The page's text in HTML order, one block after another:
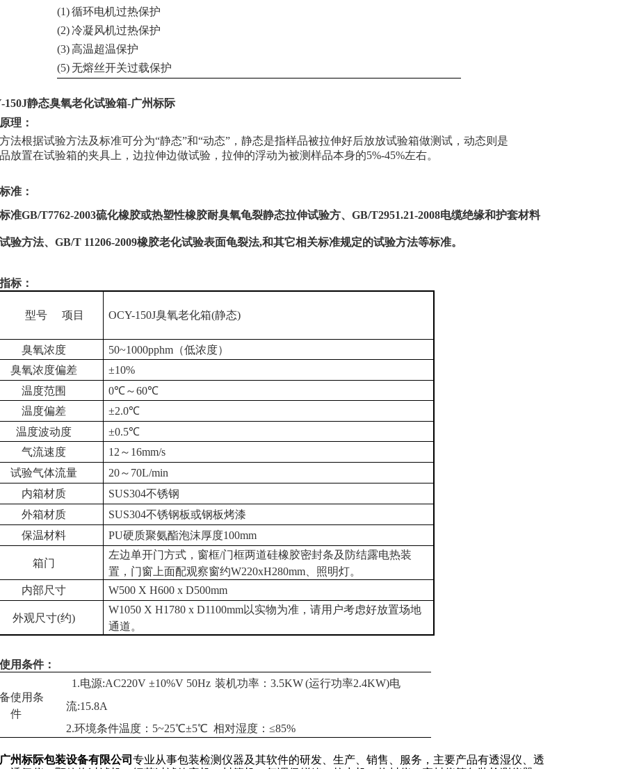
(1)循环电机过热保护
(2)冷凝风机过热保护
(3)高温超温保护
(5)无熔丝开关过载保护
150J静态臭氧老化试验箱-广州标际
理：
法根据试验方法及标准可分为“静态”和“动态”，静态是指样品被拉伸好后放放试验箱做测试，动态则是
放置在试验箱的夹具上，边拉伸边做试验，拉伸的浮动为被测样品本身的5%-45%左右。
准：
准GB/T7762-2003硫化橡胶或热塑性橡胶耐臭氧龟裂静态拉伸试验方、GB/T2951.21-2008电缆绝缘和护套材料
验方法、GB/T 11206-2009橡胶老化试验表面龟裂法,和其它相关标准规定的试验方法等标准。
标：
型号 项目 OCY-150J臭氧老化箱(静态)
臭氧浓度
50~1000pphm（低浓度）
臭氧浓度偏差
±10%
温度范围
0℃～60℃
温度偏差
±2.0℃
温度波动度
±0.5℃
气流速度
12～16mm/s
试验气体流量
20～70L/min
内箱材质
SUS304不锈钢
外箱材质 SUS304不锈钢板或钢板烤漆
保温材料 PU硬质聚氨酯泡沫厚度100mm
箱门
左边单开门方式，窗框/门框两道硅橡胶密封条及防结露电热装
置，门窗上面配观察窗约W220xH280mm、照明灯。
内部尺寸 W500 X H600 x D500mm
外观尺寸(约)
W1050 X H1780 x D1100mm以实物为准，请用户考虑好放置场地
通道。
用条件：
使用条
件
1.电源:AC220V ±10%V 50Hz 装机功率 ： 3.5KW(运行功率2.4KW)电
流:15.8A
2.环境条件温度：5~25℃±5℃ 相对湿度：≤85%
广州标际包装设备有限公司 专业从事包装检测仪器及其软件的研发、生产、销售、服务，主要产品有透湿仪、透